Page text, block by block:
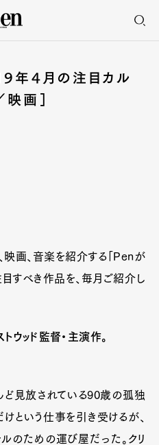
年4月の注目カル
画］
映画、音楽を紹介する「Penが
目すべき作品を、毎月ご紹介し
ウッド監督・主演作。
見放されている90歳の孤独
という仕事を引き受けるが、
のための運び屋だった。クリ